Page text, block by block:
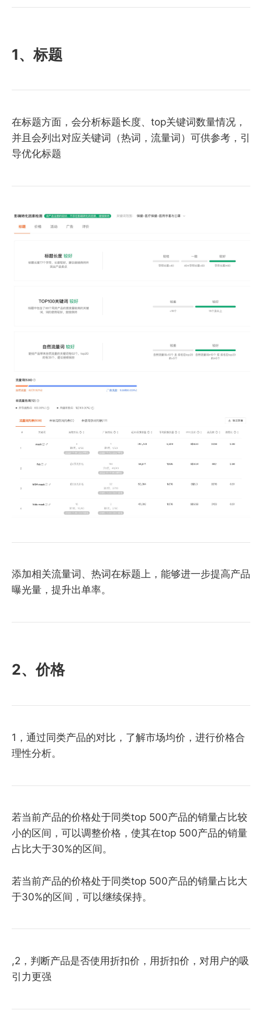
1、标题
在标题方面，会分析标题长度、top关键词数量情况，
并且会列出对应关键词（热词，流量词）可供参考，引
导优化标题
添加相关流量词、热词在标题上，能够进一步提高产品
曝光量，提升出单率。
2、价格
1，通过同类产品的对比，了解市场均价，进行价格合
理性分析。
若当前产品的价格处于同类top 500产品的销量占比较
小的区间，可以调整价格，使其在top 500产品的销量
占比大于30%的区间。
若当前产品的价格处于同类top 500产品的销量占比大
于30%的区间，可以继续保持。
,2，判断产品是否使用折扣价，用折扣价，对用户的吸
引力更强